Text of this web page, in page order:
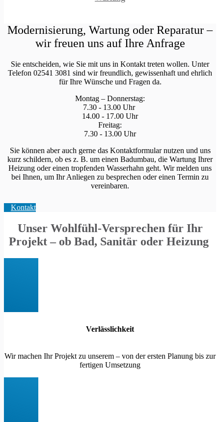
Modernisierung, Wartung oder Reparatur –
wir freuen uns auf Ihre Anfrage
Sie entscheiden, wie Sie mit uns in Kontakt treten wollen. Unter
Telefon 02541 3081 sind wir freundlich, gewissenhaft und ehrlich
für Ihre Wünsche und Fragen da.
Montag – Donnerstag:
7.30 - 13.00 Uhr
14.00 - 17.00 Uhr
Freitag:
7.30 - 13.00 Uhr
Sie können aber auch gerne das Kontaktformular nutzen und uns
kurz schildern, ob es z. B. um einen Badumbau, die Wartung Ihrer
Heizung oder einen tropfenden Wasserhahn geht. Wir melden uns
bei Ihnen, um Ihr Anliegen zu besprechen oder einen Termin zu
vereinbaren.
Kontakt
Unser Wohlfühl-Versprechen für Ihr
Projekt – ob Bad, Sanitär oder Heizung
Verlässlichkeit
Wir machen Ihr Projekt zu unserem – von der ersten Planung bis zur
fertigen Umsetzung